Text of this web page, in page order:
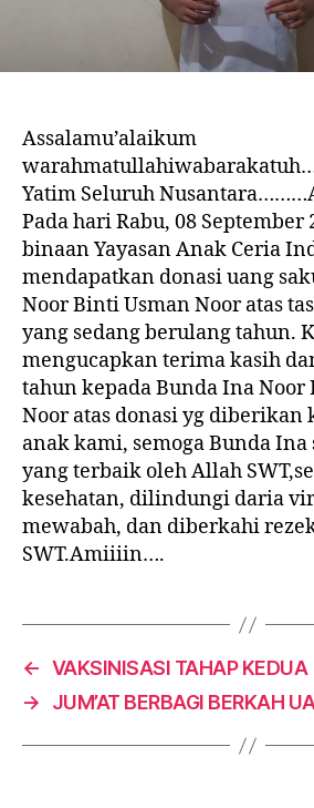
Assalamu’alaikum
Yatim Seluruh
Pada hari Rabu, 08 September
binaan Yayasan Anak Ceria
mendapatkan donasi uang
Noor Binti Usman Noor atas
yang sedang berulang tahun.
mengucapkan terima kasih
tahun kepada Bunda Ina Noor
Noor atas donasi yg diberikan
anak kami, semoga Bunda
yang terbaik oleh Allah
kesehatan, dilindungi daria
mewabah, dan diberkahi
SWT.Amiiiin….
← VAKSINISASI TAHAP KEDUA
→
JUM’AT BERBAGI BERKAH